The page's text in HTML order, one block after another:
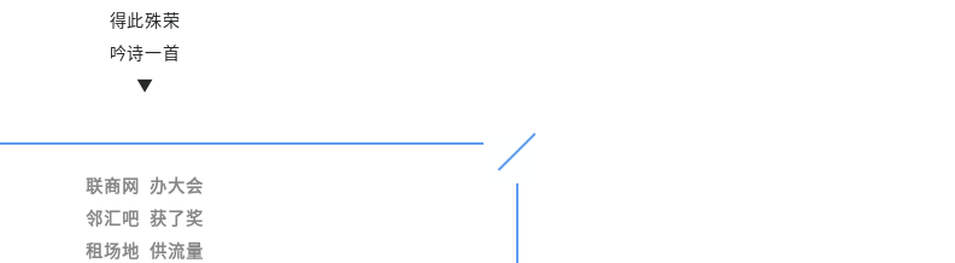
得此殊荣
吟诗一首
▼
联商网 办大会
邻汇吧 获了奖
租场地 供流量